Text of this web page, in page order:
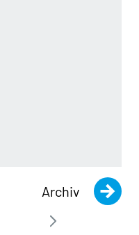
Archiv